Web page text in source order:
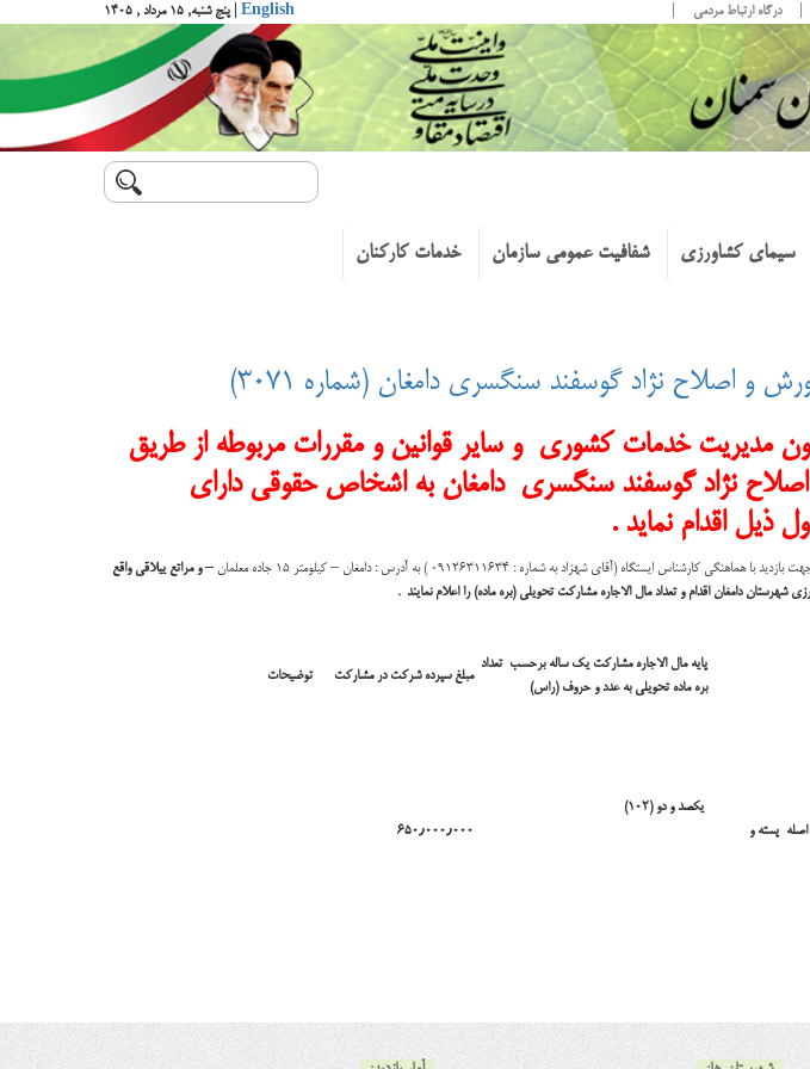
English | پنج شنبه, ۱۵ مرداد , ۱۴۰۵ درگاه ارتباط مردمی
سیمای کشاورزی شفافیت عمومی سازمان خدمات کارکنان
اصلاح نژاد گوسفند سنگسری دامغان (شماره ۳۰۷۱)
جهاد كشاورزي استان سمنان در نظر دارد در اجراي ماده ۲۴ قانون مدیریت خدمات کشوری و ساير قوانين و مقررات مربوطه از طريق
نژاد گوسفند سنگسری دامغان به اشخاص حقوقی دارای
اقدام نمايد .
–و مراتع ییلاقی واقع
دامغان اقدام و تعداد مال الاجاره مشارکت تحویلی (بره ماده) را اعلام نمایند .
پایه مال الاجاره مشارکت یک ساله برحسب تعداد
بره ماده تحویلی به عدد و حروف (راس)
مبلغ سپرده شرکت در مشارکت توضیحات
یکصد و دو (۱۰۲)
۶۵۰٫۰۰۰٫۰۰۰
۱٫ جدید الاحداث حدود ۵ هکتار به تعداد ۱۲۵۰ اصله ۲٫ قدیمی حدود ۵۰۰۰ متر مربع دارای ۲۰۰ اصله پسته و